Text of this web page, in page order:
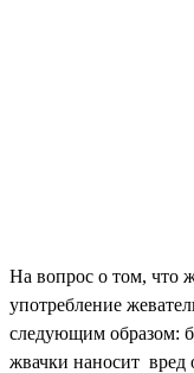
На вопрос о том, что
употребление
следующим образом:
жвачки наносит вред